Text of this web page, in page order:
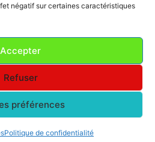
négatif sur certaines caractéristiques
Accepter
Refuser
préférences
Politique de confidentialité
■ ■ ■ ■ ■ ■ ■ ■ ■ ■